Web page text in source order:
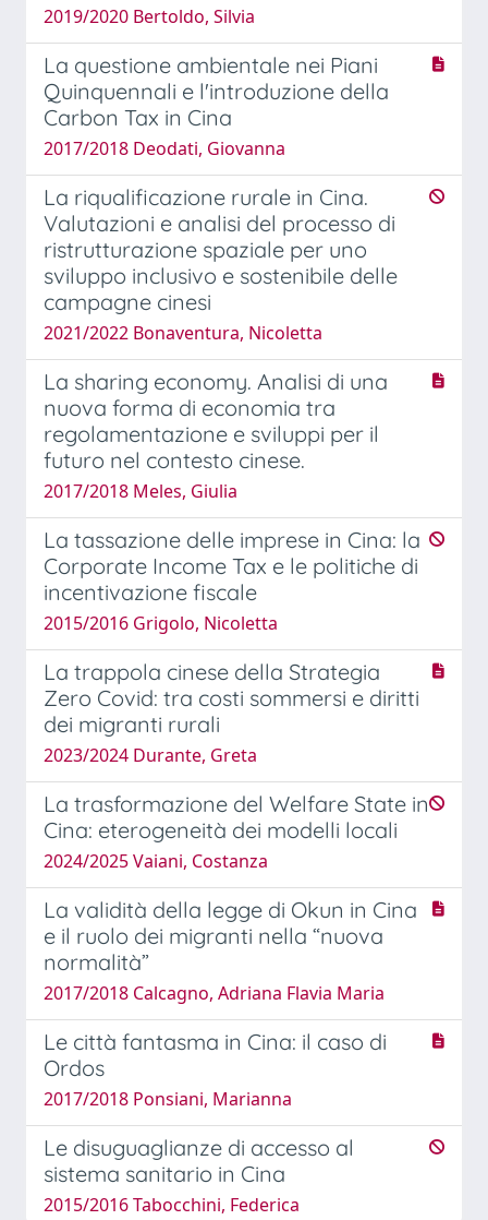
2019/2020 Bertoldo, Silvia
La questione ambientale nei Piani
Quinquennali e l'introduzione della
Carbon Tax in Cina
2017/2018 Deodati, Giovanna
La riqualificazione rurale in Cina.
Valutazioni e analisi del processo di
ristrutturazione spaziale per uno
sviluppo inclusivo e sostenibile delle
campagne cinesi
2021/2022 Bonaventura, Nicoletta
La sharing economy. Analisi di una
nuova forma di economia tra
regolamentazione e sviluppi per il
futuro nel contesto cinese.
2017/2018 Meles, Giulia
La tassazione delle imprese in Cina: la
Corporate Income Tax e le politiche di
incentivazione fiscale
2015/2016 Grigolo, Nicoletta
La trappola cinese della Strategia
Zero Covid: tra costi sommersi e diritti
dei migranti rurali
2023/2024 Durante, Greta
La trasformazione del Welfare State in
Cina: eterogeneità dei modelli locali
2024/2025 Vaiani, Costanza
La validità della legge di Okun in Cina
e il ruolo dei migranti nella “nuova
normalità”
2017/2018 Calcagno, Adriana Flavia Maria
Le città fantasma in Cina: il caso di
Ordos
2017/2018 Ponsiani, Marianna
Le disuguaglianze di accesso al
sistema sanitario in Cina
2015/2016 Tabocchini, Federica